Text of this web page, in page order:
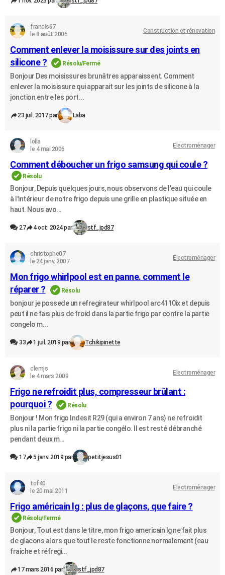
francis67
le 8 août 2006
Construction et rénovation
Comment enlever la moisissure sur des joints en
silicone ?
Résolu/Fermé
Bonjour Des moisissures brunâtres apparaissent. Comment
enlever la moisissure qui apparait sur les joints de silicone à la
jonction entre les port...
23 juil. 2017 par Laba
lolla
le 4 mai 2006
Electroménager
Comment déboucher un frigo samsung qui coule ?
Résolu
Bonjour, Depuis quelques jours, nous observons de l'eau qui coule
à l'intérieur de notre frigo depuis une grille en plastique située en
haut. Nous avo...
27 4 oct. 2024 par stf_jpd87
christophe07
le 24 janv. 2007
Electroménager
Mon frigo whirlpool est en panne. comment le
réparer ?
Résolu
bonjour je possede un refregirateur whirlpool arc4110ix et depuis
peut il ne fais plus de froid dans la partie frigo par contre la partie
congelo m...
33 1 juil. 2019 par Tchikipinette
clemjs
le 4 mars 2009
Electroménager
Frigo ne refroidit plus, compresseur brûlant :
pourquoi ?
Résolu
Bonjour ! Mon frigo Indesit R29 (qui a environ 7 ans) ne refroidit
plus ni la partie frigo ni la partie congélo. Il est resté débranché
pendant deux m...
17 5 janv. 2019 par petitjesus01
tof40
le 20 mai 2011
Electroménager
Frigo américain lg : plus de glaçons, que faire ?
Résolu/Fermé
Bonjour, Tout est dans le titre, mon frigo americain lg ne fait plus
de glacons alors que tout le reste fonctionne normalement (eau
fraiche et réfregi...
17 mars 2016 par stf_jpd87